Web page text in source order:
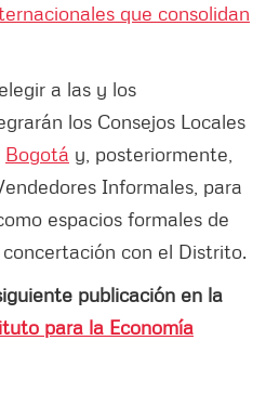
que consolidan
a las y los
los Consejos Locales
Bogotá y, posteriormente,
Informales, para
espacios formales de
con el Distrito.
publicación en la
para la Economía